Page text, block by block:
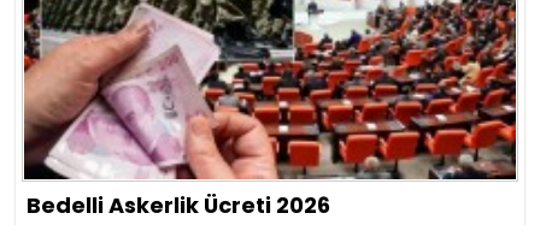
Bedelli Askerlik Ücreti 2026